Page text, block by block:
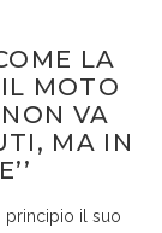
LA
MOTO
VA
MA IN
principio il suo